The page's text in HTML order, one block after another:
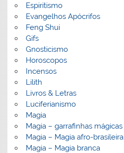
Espiritismo
Evangelhos Apócrifos
Feng Shui
Gifs
Gnosticismo
Horoscopos
Incensos
Lilith
Livros & Letras
Luciferianismo
Magia
Magia – garrafinhas mágicas
Magia – Magia afro-brasileira
Magia – Magia branca